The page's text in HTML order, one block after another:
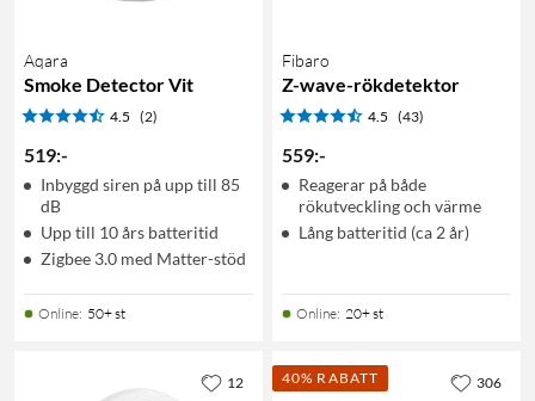
Aqara
Smoke Detector Vit
4.5 (2)
519:-
Inbyggd siren på upp till 85
dB
Upp till 10 års batteritid
Zigbee 3.0 med Matter-stöd
Online: 50+ st
Fibaro
Z-wave-rökdetektor
4.5 (43)
559:-
Reagerar på både
rökutveckling och värme
Lång batteritid (ca 2 år)
Online: 20+ st
12 40% RABATT 306